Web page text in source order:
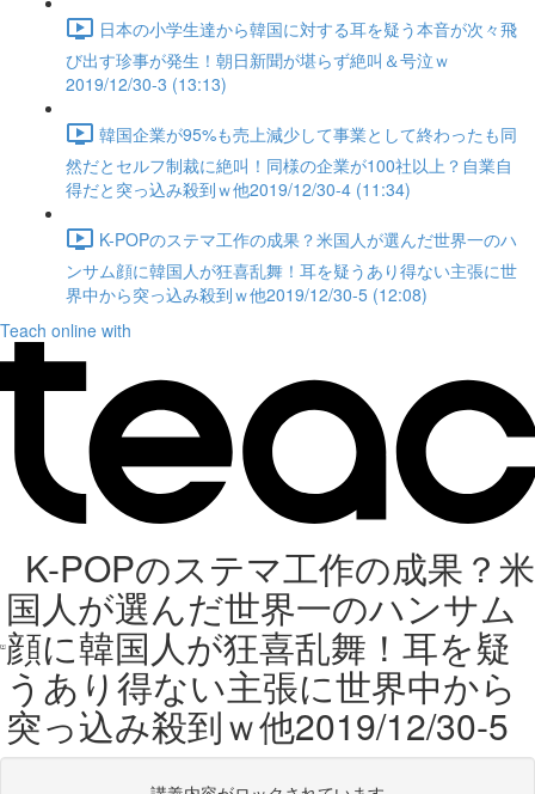
日本の小学生達から韓国に対する耳を疑う本音が次々飛
び出す珍事が発生！朝日新聞が堪らず絶叫＆号泣ｗ
2019/12/30-3 (13:13)
韓国企業が95%も売上減少して事業として終わったも同
然だとセルフ制裁に絶叫！同様の企業が100社以上？自業自
得だと突っ込み殺到ｗ他2019/12/30-4 (11:34)
K-POPのステマ工作の成果？米国人が選んだ世界一のハ
ンサム顔に韓国人が狂喜乱舞！耳を疑うあり得ない主張に世
界中から突っ込み殺到ｗ他2019/12/30-5 (12:08)
Teach online with
K-POPのステマ工作の成果？米
国人が選んだ世界一のハンサム
顔に韓国人が狂喜乱舞！耳を疑
うあり得ない主張に世界中から
突っ込み殺到ｗ他2019/12/30-5